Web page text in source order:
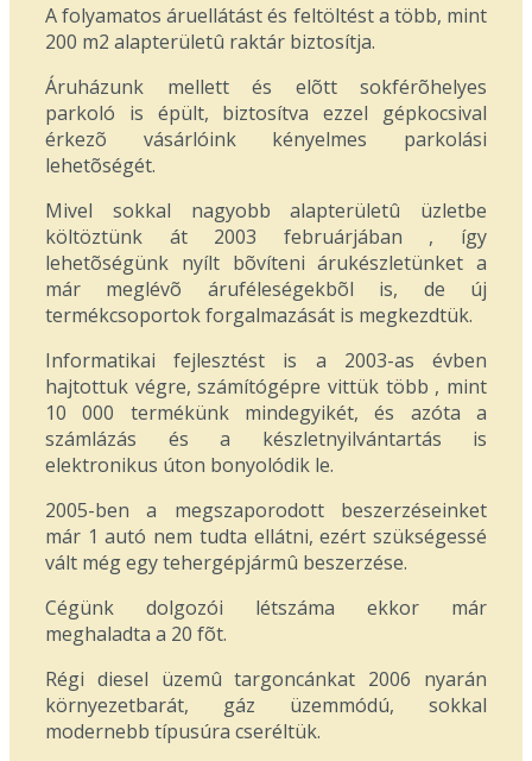
A folyamatos áruellátást és feltöltést a több, mint
200 m2 alapterületû raktár biztosítja.
Áruházunk mellett és elõtt sokférõhelyes
parkoló is épült, biztosítva ezzel gépkocsival
érkezõ vásárlóink kényelmes parkolási
lehetõségét.
Mivel sokkal nagyobb alapterületû üzletbe
költöztünk át 2003 februárjában , így
lehetõségünk nyílt bõvíteni árukészletünket a
már meglévõ áruféleségekbõl is, de új
termékcsoportok forgalmazását is megkezdtük.
Informatikai fejlesztést is a 2003-as évben
hajtottuk végre, számítógépre vittük több , mint
10 000 termékünk mindegyikét, és azóta a
számlázás és a készletnyilvántartás is
elektronikus úton bonyolódik le.
2005-ben a megszaporodott beszerzéseinket
már 1 autó nem tudta ellátni, ezért szükségessé
vált még egy tehergépjármû beszerzése.
Cégünk dolgozói létszáma ekkor már
meghaladta a 20 fõt.
Régi diesel üzemû targoncánkat 2006 nyarán
környezetbarát, gáz üzemmódú, sokkal
modernebb típusúra cseréltük.